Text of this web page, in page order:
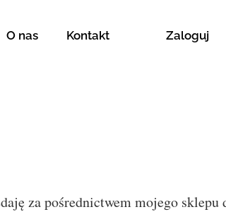
O nas Kontakt Zaloguj
za pośrednictwem mojego sklepu